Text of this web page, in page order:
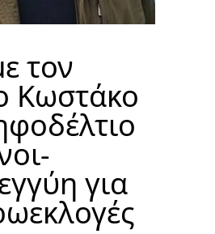
τον
Κωστάκο
για